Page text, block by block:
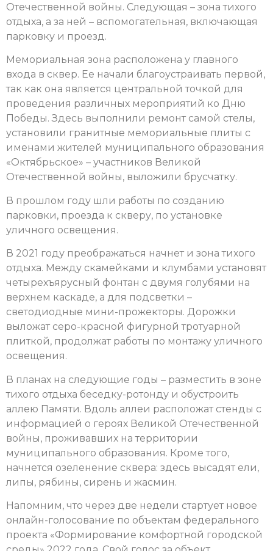
Отечественной войны. Следующая – зона тихого
отдыха, а за ней – вспомогательная, включающая
парковку и проезд.
Мемориальная зона расположена у главного
входа в сквер. Ее начали благоустраивать первой,
так как она является центральной точкой для
проведения различных мероприятий ко Дню
Победы. Здесь выполнили ремонт самой стелы,
установили гранитные мемориальные плиты с
именами жителей муниципального образования
«Октябрьское» – участников Великой
Отечественной войны, выложили брусчатку.
В прошлом году шли работы по созданию
парковки, проезда к скверу, по установке
уличного освещения.
В 2021 году преображаться начнет и зона тихого
отдыха. Между скамейками и клумбами установят
четырехъярусный фонтан с двумя голубями на
верхнем каскаде, а для подсветки –
светодиодные мини-прожекторы. Дорожки
выложат серо-красной фигурной тротуарной
плиткой, продолжат работы по монтажу уличного
освещения.
В планах на следующие годы – разместить в зоне
тихого отдыха беседку-ротонду и обустроить
аллею Памяти. Вдоль аллеи расположат стенды с
информацией о героях Великой Отечественной
войны, проживавших на территории
муниципального образования. Кроме того,
начнется озеленение сквера: здесь высадят ели,
липы, рябины, сирень и жасмин.
Напомним, что через две недели стартует новое
онлайн-голосование по объектам федерального
проекта «Формирование комфортной городской